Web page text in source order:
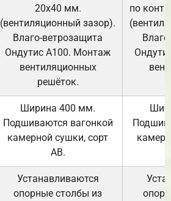
20х40 мм.
(вентиляционный зазор).
Влаго-ветрозащита
Ондутис А100. Монтаж
вентиляционных
решёток.
по
Ширина 400 мм.
Подшиваются вагонкой
камерной сушки, сорт
АВ.
Устанавливаются
опорные столбы из